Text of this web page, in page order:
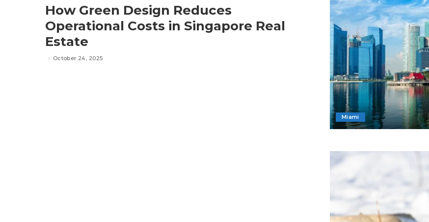
Miami
How Green Design Reduces
Operational Costs in Singapore Real
Estate
October 24, 2025